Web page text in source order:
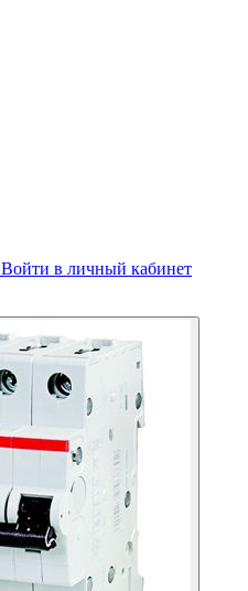
Войти в личный кабинет